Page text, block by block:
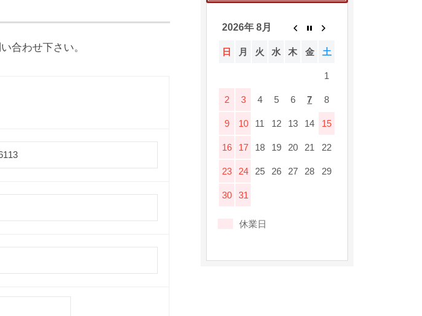
合わせ下さい。
2026年 8月
日 月 火 水 木 金 土
1
2 3 4 5 6 7 8
9 10 11 12 13 14 15
16 17 18 19 20 21 22
23 24 25 26 27 28 29
30 31
休業日